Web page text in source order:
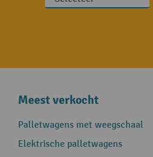
Meest verkocht
Palletwagens met weegschaal
Elektrische palletwagens